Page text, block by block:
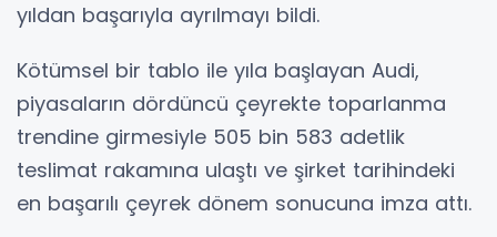
yıldan başarıyla ayrılmayı bildi.
Kötümsel bir tablo ile yıla başlayan Audi,
piyasaların dördüncü çeyrekte toparlanma
trendine girmesiyle 505 bin 583 adetlik
teslimat rakamına ulaştı ve şirket tarihindeki
en başarılı çeyrek dönem sonucuna imza attı.